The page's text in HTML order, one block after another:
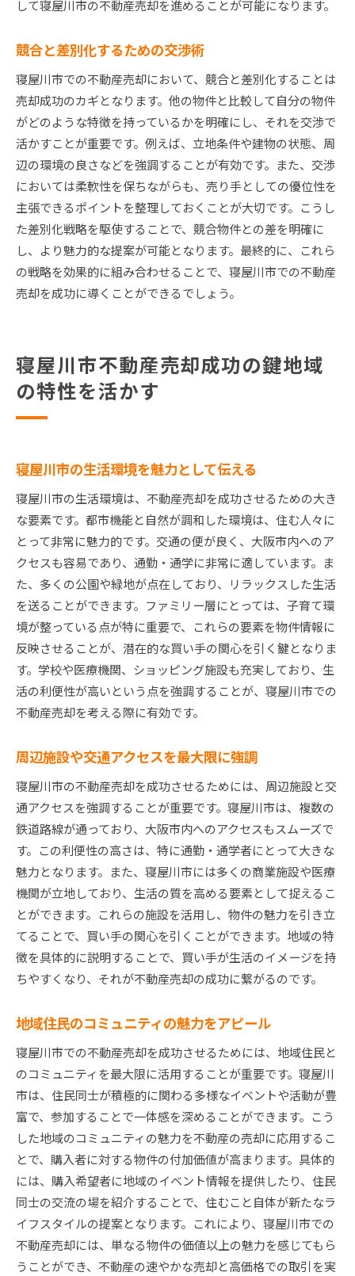
して寝屋川市の不動産売却を進めることが可能になります。
競合と差別化するための交渉術
寝屋川市での不動産売却において、競合と差別化することは
売却成功のカギとなります。他の物件と比較して自分の物件
がどのような特徴を持っているかを明確にし、それを交渉で
活かすことが重要です。例えば、立地条件や建物の状態、周
辺の環境の良さなどを強調することが有効です。また、交渉
においては柔軟性を保ちながらも、売り手としての優位性を
主張できるポイントを整理しておくことが大切です。こうし
た差別化戦略を駆使することで、競合物件との差を明確に
し、より魅力的な提案が可能となります。最終的に、これら
の戦略を効果的に組み合わせることで、寝屋川市での不動産
売却を成功に導くことができるでしょう。
寝屋川市不動産売却成功の鍵地域
の特性を活かす
寝屋川市の生活環境を魅力として伝える
寝屋川市の生活環境は、不動産売却を成功させるための大き
な要素です。都市機能と自然が調和した環境は、住む人々に
とって非常に魅力的です。交通の便が良く、大阪市内へのア
クセスも容易であり、通勤・通学に非常に適しています。ま
た、多くの公園や緑地が点在しており、リラックスした生活
を送ることができます。ファミリー層にとっては、子育て環
境が整っている点が特に重要で、これらの要素を物件情報に
反映させることが、潜在的な買い手の関心を引く鍵となりま
す。学校や医療機関、ショッピング施設も充実しており、生
活の利便性が高いという点を強調することが、寝屋川市での
不動産売却を考える際に有効です。
周辺施設や交通アクセスを最大限に強調
寝屋川市の不動産売却を成功させるためには、周辺施設と交
通アクセスを強調することが重要です。寝屋川市は、複数の
鉄道路線が通っており、大阪市内へのアクセスもスムーズで
す。この利便性の高さは、特に通勤・通学者にとって大きな
魅力となります。また、寝屋川市には多くの商業施設や医療
機関が立地しており、生活の質を高める要素として捉えるこ
とができます。これらの施設を活用し、物件の魅力を引き立
てることで、買い手の関心を引くことができます。地域の特
徴を具体的に説明することで、買い手が生活のイメージを持
ちやすくなり、それが不動産売却の成功に繋がるのです。
地域住民のコミュニティの魅力をアピール
寝屋川市での不動産売却を成功させるためには、地域住民と
のコミュニティを最大限に活用することが重要です。寝屋川
市は、住民同士が積極的に関わる多様なイベントや活動が豊
富で、参加することで一体感を深めることができます。こう
した地域のコミュニティの魅力を不動産の売却に応用するこ
とで、購入者に対する物件の付加価値が高まります。具体的
には、購入希望者に地域のイベント情報を提供したり、住民
同士の交流の場を紹介することで、住むこと自体が新たなラ
イフスタイルの提案となります。これにより、寝屋川市での
不動産売却には、単なる物件の価値以上の魅力を感じてもら
うことができ、不動産の速やかな売却と高価格での取引を実